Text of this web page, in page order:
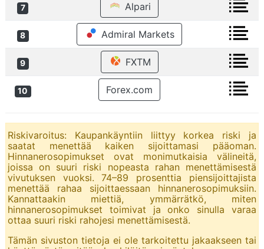
7 Alpari
8 Admiral Markets
9 FXTM
10 Forex.com
Riskivaroitus: Kaupankäyntiin liittyy korkea riski ja
saatat menettää kaiken sijoittamasi pääoman.
Hinnanerosopimukset ovat monimutkaisia välineitä,
joissa on suuri riski nopeasta rahan menettämisestä
vivutuksen vuoksi. 74–89 prosenttia piensijoittajista
menettää rahaa sijoittaessaan hinnanerosopimuksiin.
Kannattaakin miettiä, ymmärrätkö, miten
hinnanerosopimukset toimivat ja onko sinulla varaa
ottaa suuri riski rahojesi menettämisestä.
Tämän sivuston tietoja ei ole tarkoitettu jakaakseen tai